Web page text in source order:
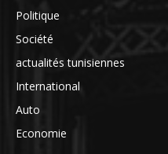
Politique
Société
actualités tunisiennes
International
Auto
Economie